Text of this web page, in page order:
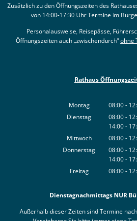
Zusätzlich zu den Öffnungszeiten des
von 14:00-17:30 Uhr Termine im
Personalausweise, Reisepässe,
Öffnungszeiten auch „zwischendurch“ohne
Rathaus
Montag 08:00-
Dienstag 08:00-
14:00-
Mittwoch 08:00-
Donnerstag 08:00-
14:00-
Freitag 08:00-
Dienstagnachmittags NUR
Außerhalb dieser Zeiten sind Termine